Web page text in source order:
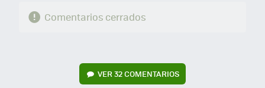
Comentarios cerrados
VER32 COMENTARIOS